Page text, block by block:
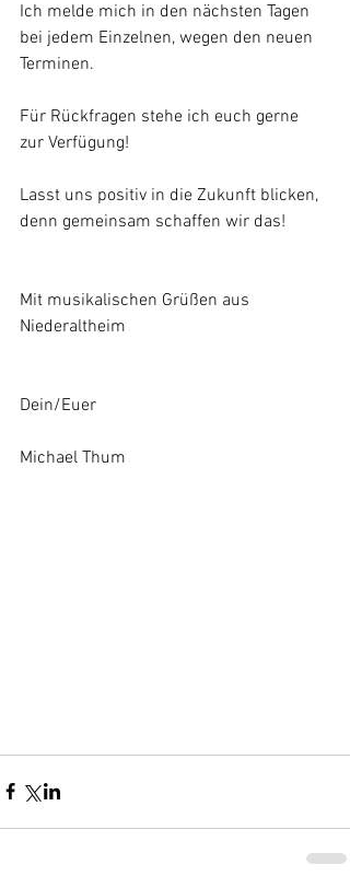
Ich melde mich in den nächsten Tagen
bei jedem Einzelnen, wegen den neuen
Terminen.
Für Rückfragen stehe ich euch gerne
zur Verfügung!
Lasst uns positiv in die Zukunft blicken,
denn gemeinsam schaffen wir das!
Mit musikalischen Grüßen aus
Niederaltheim
Dein/Euer
Michael Thum